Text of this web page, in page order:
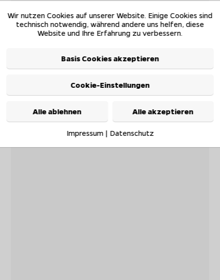
Wir nutzen Cookies auf unserer Website. Einige Cookies sind
technisch notwendig, während andere uns helfen, diese
Website und Ihre Erfahrung zu verbessern.
Basis Cookies akzeptieren
Cookie-Einstellungen
Alle ablehnen Alle akzeptieren
Impressum| Datenschutz